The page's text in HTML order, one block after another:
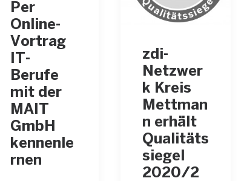
Per
Online-
Vortrag
IT-
Berufe
mit der
MAIT
GmbH
kennenle
rnen
zdi-
Netzwer
k Kreis
Mettman
n erhält
Qualitäts
siegel
2020/2